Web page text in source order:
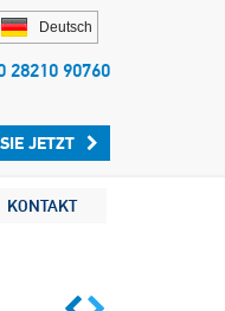
Deutsch
28210 90760
JETZT
KONTAKT